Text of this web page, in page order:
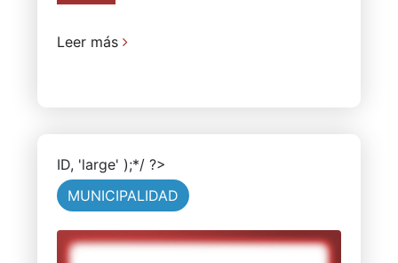
Leer más
ID, 'large' );*/ ?>
MUNICIPALIDAD